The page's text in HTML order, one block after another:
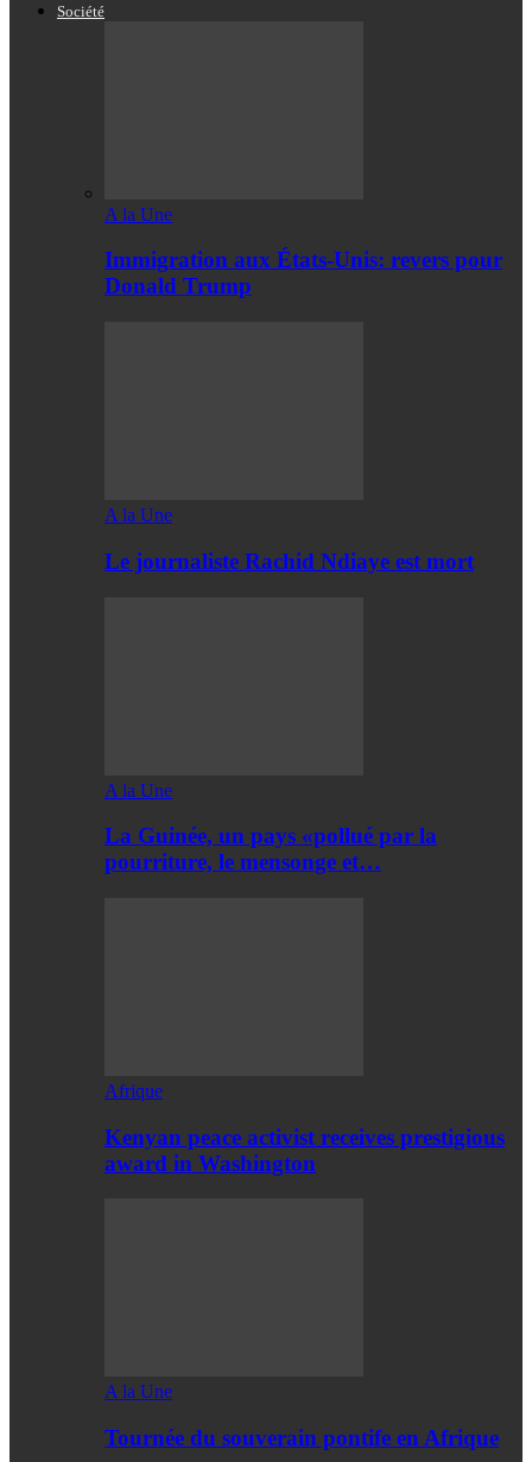
Société
A la Une
Immigration aux États-Unis: revers pour
Donald Trump
A la Une
Le journaliste Rachid Ndiaye est mort
A la Une
La Guinée, un pays «pollué par la
pourriture, le mensonge et…
Afrique
Kenyan peace activist receives prestigious
award in Washington
A la Une
Tournée du souverain pontife en Afrique